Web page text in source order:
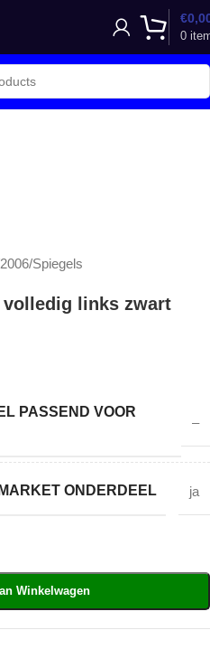
0
€
/Spiegels
volledig links zwart
PASSEND VOOR
–
ONDERDEEL ja
Winkelwagen